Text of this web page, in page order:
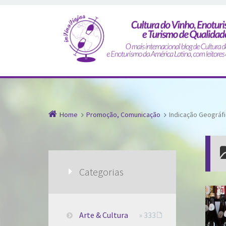
Home Promoção, Comunicação Indicação
Categorias
Arte & Cultura
» 333